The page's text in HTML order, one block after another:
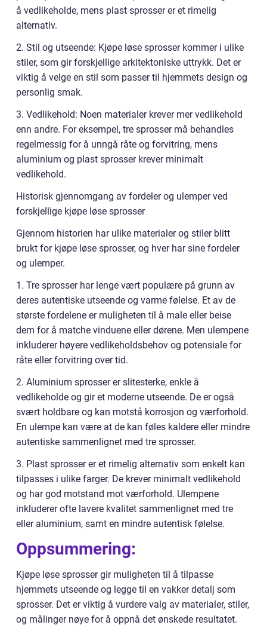
å vedlikeholde, mens plast sprosser er et rimelig
alternativ.
2. Stil og utseende: Kjøpe løse sprosser kommer i ulike
stiler, som gir forskjellige arkitektoniske uttrykk. Det er
viktig å velge en stil som passer til hjemmets design og
personlig smak.
3. Vedlikehold: Noen materialer krever mer vedlikehold
enn andre. For eksempel, tre sprosser må behandles
regelmessig for å unngå råte og forvitring, mens
aluminium og plast sprosser krever minimalt
vedlikehold.
Historisk gjennomgang av fordeler og ulemper ved
forskjellige kjøpe løse sprosser
Gjennom historien har ulike materialer og stiler blitt
brukt for kjøpe løse sprosser, og hver har sine fordeler
og ulemper.
1. Tre sprosser har lenge vært populære på grunn av
deres autentiske utseende og varme følelse. Et av de
største fordelene er muligheten til å male eller beise
dem for å matche vinduene eller dørene. Men ulempene
inkluderer høyere vedlikeholdsbehov og potensiale for
råte eller forvitring over tid.
2. Aluminium sprosser er slitesterke, enkle å
vedlikeholde og gir et moderne utseende. De er også
svært holdbare og kan motstå korrosjon og værforhold.
En ulempe kan være at de kan føles kaldere eller mindre
autentiske sammenlignet med tre sprosser.
3. Plast sprosser er et rimelig alternativ som enkelt kan
tilpasses i ulike farger. De krever minimalt vedlikehold
og har god motstand mot værforhold. Ulempene
inkluderer ofte lavere kvalitet sammenlignet med tre
eller aluminium, samt en mindre autentisk følelse.
Oppsummering:
Kjøpe løse sprosser gir muligheten til å tilpasse
hjemmets utseende og legge til en vakker detalj som
sprosser. Det er viktig å vurdere valg av materialer, stiler,
og målinger nøye for å oppnå det ønskede resultatet.